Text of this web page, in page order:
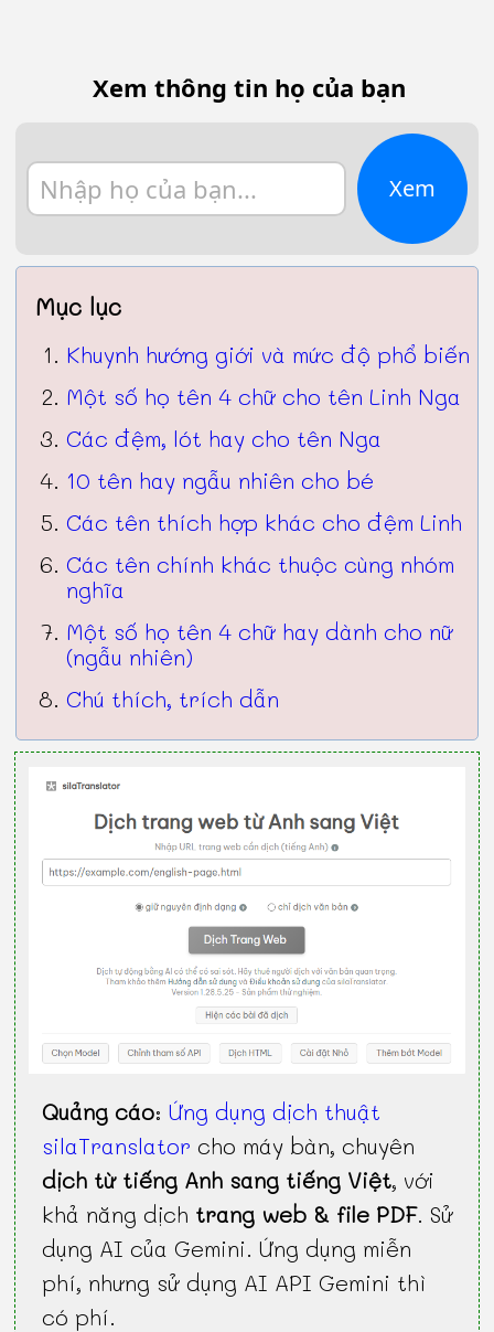
Xem thông tin họ của bạn
Xem
Mục lục
Khuynh hướng giới và mức độ phổ biến
Một số họ tên 4 chữ cho tên Linh Nga
Các đệm, lót hay cho tên Nga
10 tên hay ngẫu nhiên cho bé
Các tên thích hợp khác cho đệm Linh
Các tên chính khác thuộc cùng nhóm
nghĩa
Một số họ tên 4 chữ hay dành cho nữ
(ngẫu nhiên)
Chú thích, trích dẫn
Quảng cáo:Ứng dụng dịch thuật
silaTranslator cho máy bàn, chuyên
dịch từ tiếng Anh sang tiếng Việt, với
khả năng dịch trang web & file PDF. Sử
dụng AI của Gemini. Ứng dụng miễn
phí, nhưng sử dụng AI API Gemini thì
có phí.